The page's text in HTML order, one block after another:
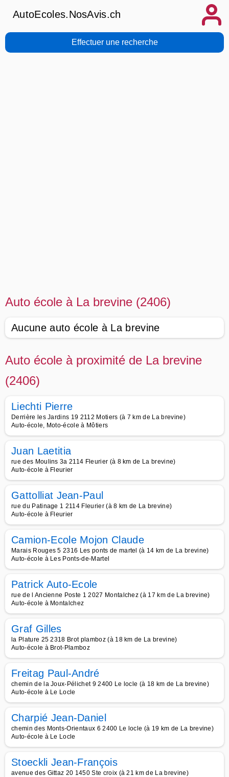
AutoEcoles.NosAvis.ch
Effectuer une recherche
Auto école à La brevine (2406)
Aucune auto école à La brevine
Auto école à proximité de La brevine
(2406)
Liechti Pierre
Derrière les Jardins 19 2112 Motiers (à 7 km de La brevine)
Auto-école, Moto-école à Môtiers
Juan Laetitia
rue des Moulins 3a 2114 Fleurier (à 8 km de La brevine)
Auto-école à Fleurier
Gattolliat Jean-Paul
rue du Patinage 1 2114 Fleurier (à 8 km de La brevine)
Auto-école à Fleurier
Camion-Ecole Mojon Claude
Marais Rouges 5 2316 Les ponts de martel (à 14 km de La brevine)
Auto-école à Les Ponts-de-Martel
Patrick Auto-Ecole
rue de l Ancienne Poste 1 2027 Montalchez (à 17 km de La brevine)
Auto-école à Montalchez
Graf Gilles
la Plature 25 2318 Brot plamboz (à 18 km de La brevine)
Auto-école à Brot-Plamboz
Freitag Paul-André
chemin de la Joux-Pélichet 9 2400 Le locle (à 18 km de La brevine)
Auto-école à Le Locle
Charpié Jean-Daniel
chemin des Monts-Orientaux 6 2400 Le locle (à 19 km de La brevine)
Auto-école à Le Locle
Stoeckli Jean-François
avenue des Gittaz 20 1450 Ste croix (à 21 km de La brevine)